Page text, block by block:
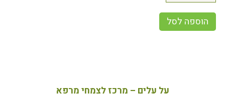
הוספה לסל
על עלים – מרכז לצמחי מרפא